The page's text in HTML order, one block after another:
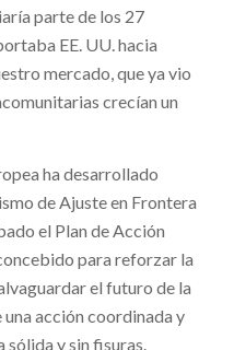
parte de los 27
EE. UU. hacia
mercado, que ya vio
crecían un
ha desarrollado
de Ajuste en Frontera
el Plan de Acción
para reforzar la
el futuro de la
acción coordinada y
y sin fisuras.